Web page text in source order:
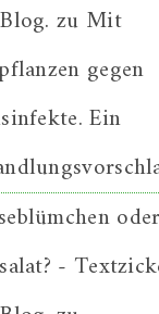
zu Mit
gegen
Ein
oder
-